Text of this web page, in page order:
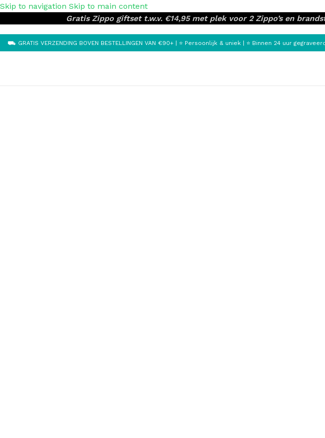
Skip to navigation Skip to main content
Gratis Zippo giftset t.w.v. €14,95 met plek voor 2 Zippo’s en
⛟ GRATIS VERZENDING BOVEN BESTELLINGEN VAN €90+ | ⭐ Persoonlijk & uniek | ⭐ Binnen 24 uur